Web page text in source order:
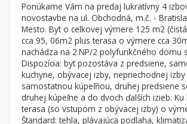
Lokalita
×
Bratislavský (kraj)
Byt
Garsónky
Dvojgarsónky
Dom
Vila
Ponúkame Vám na predaj lukratívny 4
novostavbe na ul. Obchodná, m.č. -
Mesto. Byt o celkovej výmere 125 m2
cca 95, 06m2 plus terasa o výmere cca
nachádza na 2.NP/2 polyfunkčného domu
Dispozícia: byt pozostáva z predsiene,
kuchyne, obývacej izby, nepriechodnej
samostatnou kúpeľňou, druhej predsiene
druhej kúpeľne a do dvoch ďalších izieb. Ku
terasa (so vstupom z obývacej izby) o
Štandard: tehla, plávajúca podlaha,